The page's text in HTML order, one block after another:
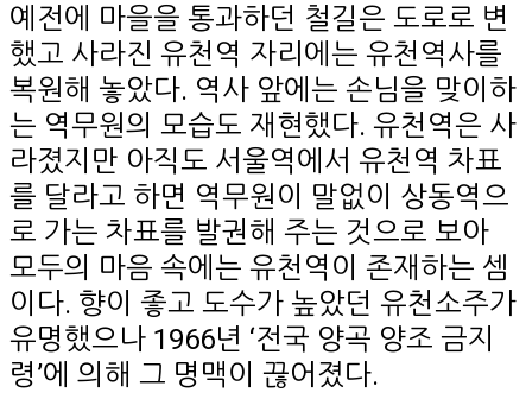
예전에 마을을 통과하던 철길은 도로로 변
했고 사라진 유천역 자리에는 유천역사를
복원해 놓았다. 역사 앞에는 손님을 맞이하
는 역무원의 모습도 재현했다. 유천역은 사
라졌지만 아직도 서울역에서 유천역 차표
를 달라고 하면 역무원이 말없이 상동역으
로 가는 차표를 발권해 주는 것으로 보아
모두의 마음 속에는 유천역이 존재하는 셈
이다. 향이 좋고 도수가 높았던 유천소주가
유명했으나 1966년 ‘전국 양곡 양조 금지
령’에 의해 그 명맥이 끊어졌다.